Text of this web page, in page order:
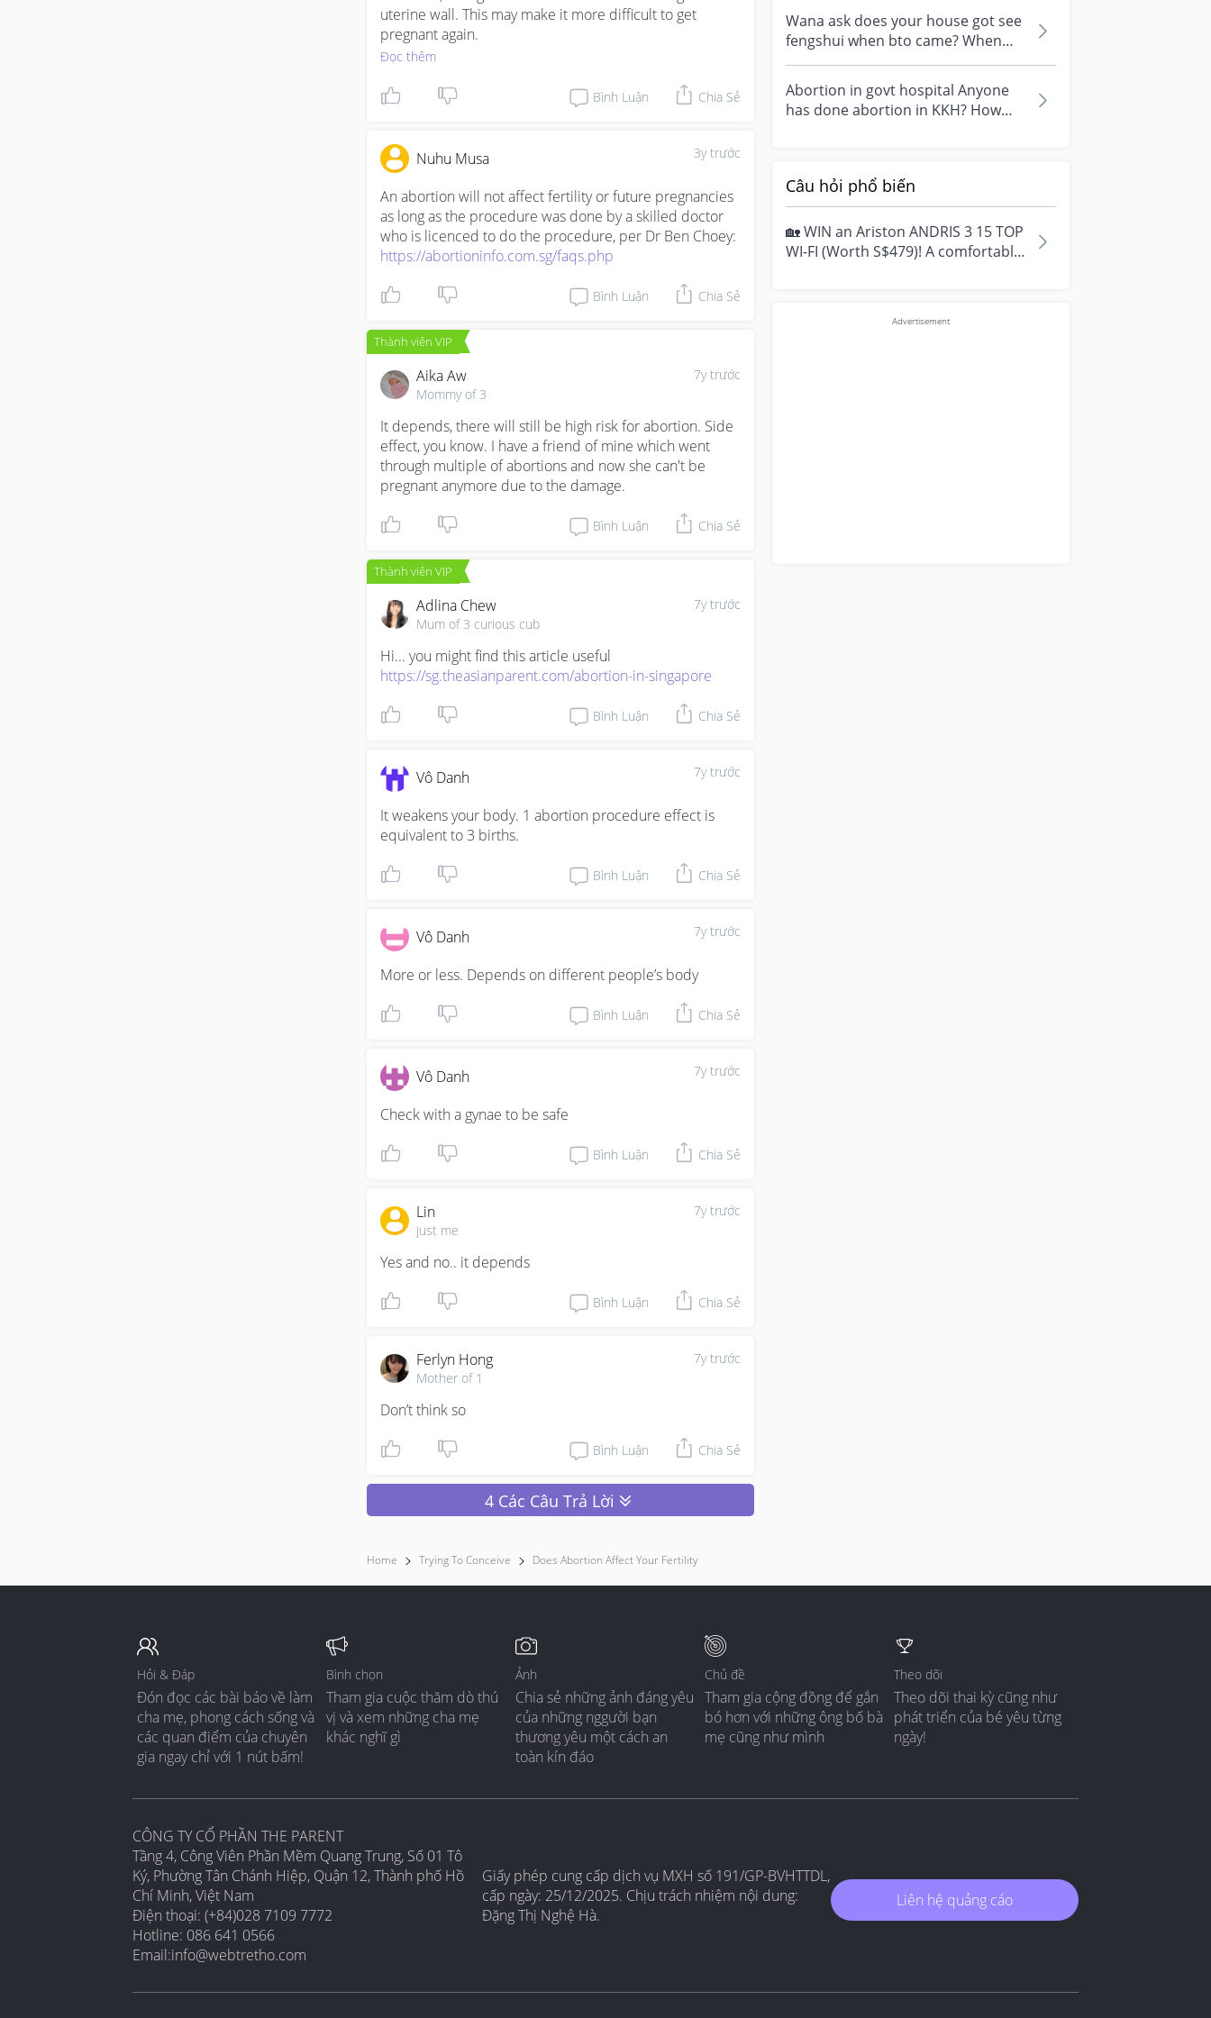
uterine wall. This may make it more difficult to get
pregnant again.
Đọc thêm
Bình Luận Chia Sẻ
3y trước
Nuhu Musa
An abortion will not affect fertility or future pregnancies
as long as the procedure was done by a skilled doctor
https://abortioninfo.com.sg/faqs.php
Bình Luận Chia Sẻ
Thành viên VIP
7y trước
Aika Aw
Mommy of 3
It depends, there will still be high risk for abortion. Side
effect, you know. I have a friend of mine which went
through multiple of abortions and now she can't be
pregnant anymore due to the damage.
Bình Luận Chia Sẻ
Thành viên VIP
7y trước
Adlina Chew
Mum of 3 curious cub
https://sg.theasianparent.com/abortion-in-singapore
Bình Luận Chia Sẻ
7y trước
Vô Danh
It weakens your body. 1 abortion procedure effect is
equivalent to 3 births.
Bình Luận Chia Sẻ
7y trước
Vô Danh
More or less. Depends on different people’s body
Bình Luận Chia Sẻ
7y trước
Vô Danh
Check with a gynae to be safe
Bình Luận Chia Sẻ
7y trước
Lin
just me
Yes and no.. it depends
Bình Luận Chia Sẻ
7y trước
Ferlyn Hong
Mother of 1
Don’t think so
Bình Luận Chia Sẻ
4 Các Câu Trả Lời
Home Trying To Conceive Does Abortion Affect Your Fertility
Wana ask does your house got see
fengshui when bto came? When
you have do the abortion baby will
fo...
Abortion in govt hospital Anyone
has done abortion in KKH? How
Câu hỏi phổ biến
🏡 WIN an Ariston ANDRIS 3 15 TOP
WI-FI (Worth S$479)! A comfortable
Hỏi & Đáp
Đón đọc các bài báo về làm
cha mẹ, phong cách sống và
các quan điểm của chuyên
gia ngay chỉ với 1 nút bấm!
Bình chọn
Tham gia cuộc thăm dò thú
vị và xem những cha mẹ
khác nghĩ gì
Ảnh
Chia sẻ những ảnh đáng yêu
của những nggười bạn
thương yêu một cách an
toàn kín đáo
Chủ đề
Tham gia cộng đồng để gắn
bó hơn với những ông bố bà
mẹ cũng như mình
Theo dõi
Theo dõi thai kỳ cũng như
phát triển của bé yêu từng
ngày!
CÔNG TY CỔ PHẦN THE PARENT
Tầng 4, Công Viên Phần Mềm Quang Trung, Số 01 Tô
Ký, Phường Tân Chánh Hiệp, Quận 12, Thành phố Hồ
Chí Minh, Việt Nam
Điện thoại: (+84)028 7109 7772
Hotline: 086 641 0566
Email:info@webtretho.com
Giấy phép cung cấp dịch vụ MXH số 191/GP-BVHTTDL,
cấp ngày: 25/12/2025. Chịu trách nhiệm nội dung:
Đặng Thị Nghệ Hà.
Liên hệ quảng cáo